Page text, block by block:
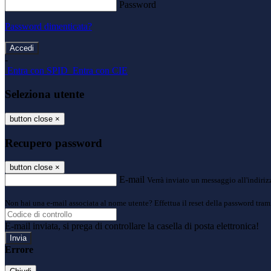
Password
Password dimenticata?
-
Entra con SPID Entra con CIE
Seleziona utente
button close ×
Recupero password
button close ×
E-mail Verrà inviato un messaggio
Non hai una e-mail associata al nome utente? Effettua il reset della password
E-mail inviata, si prega di controllare la casella di posta elettronica!
Errore